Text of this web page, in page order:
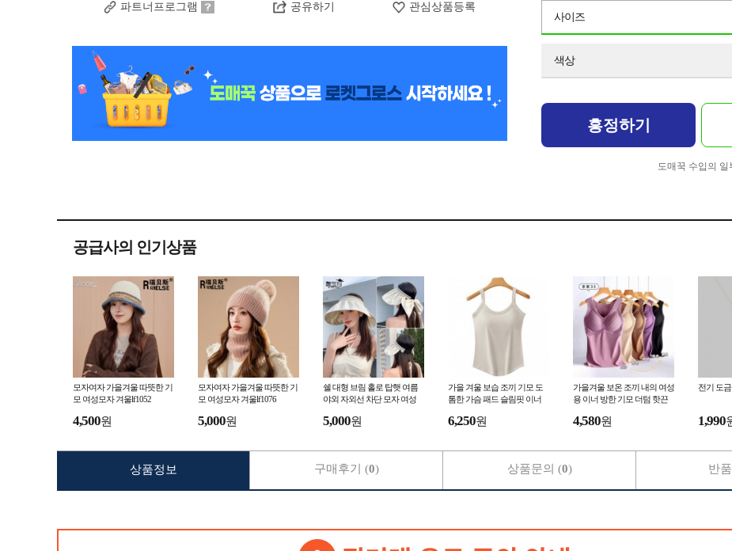
파트너프로그램 공유하기 관심상품등록
사이즈
색상
흥정하기
도매꾹 수입의
공급사의 인기상품
모자여자 가을겨울 따뜻한 기
모 여성모자 겨울lf1052
4,500원
모자여자 가을겨울 따뜻한 기
모 여성모자 겨울lf1076
5,000원
쉘 대형 브림 홀로 탑햇 여름
야외 자외선 차단 모자 여성
5,000원
가을 겨울 보습 조끼 기모 도
톰한 가슴 패드 슬림핏 이너
6,250원
가을겨울 보온 조끼 내의 여성
용 이너 방한 기모 더텀 핫끈
4,580원
전기 도
1,990
상품정보 구매후기 (0) 상품문의 (0) 반